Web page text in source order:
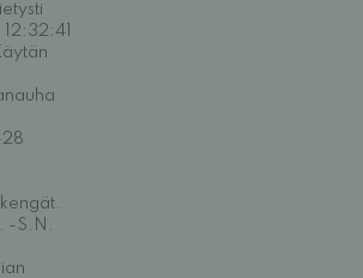
28
-S.N.